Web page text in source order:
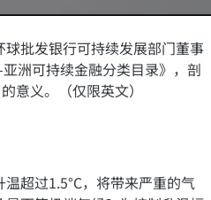
球批发银行可持续发展部门董事
洲可持续金融分类目录》，剖
意义。（仅限英文）
超过1.5°C，将带来严重的气